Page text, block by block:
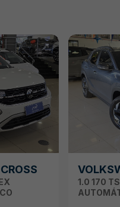
1.0 170